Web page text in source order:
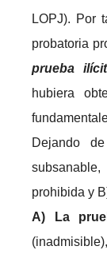
LOPJ). Por
probatoria
prueba
hubiera
Dejando
prohibida y
A) La